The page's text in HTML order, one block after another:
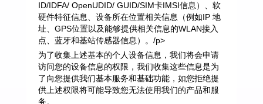
ID/IDFA/ OpenUDID/ GUID/SIM卡IMSI信息）、软
硬件特征信息、设备所在位置相关信息（例如IP 地
址、GPS位置以及能够提供相关信息的WLAN接入
点、蓝牙和基站传感器信息）。/p>
为了收集上述基本的个人设备信息，我们将会申请
访问您的设备信息的权限，我们收集这些信息是为
了向您提供我们基本服务和基础功能，如您拒绝提
供上述权限将可能导致您无法使用我们的产品和服
务。